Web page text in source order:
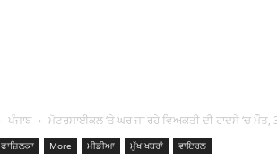
ਪੰਜਾਬ ਮੋਟਰਸਾਈਕਲ ‘ਤੇ ਘਰ ਜਾ ਰਹੇ ਵਿਅਕਤੀ ਦੀ ਹਾਦਸੇ ‘ਚ ਮੌਤ,
ਫਾਜ਼ਿਲਕਾ More ਮੀਡੀਆ ਮੁੱਖ ਖਬਰਾਂ ਵਾਇਰਲ